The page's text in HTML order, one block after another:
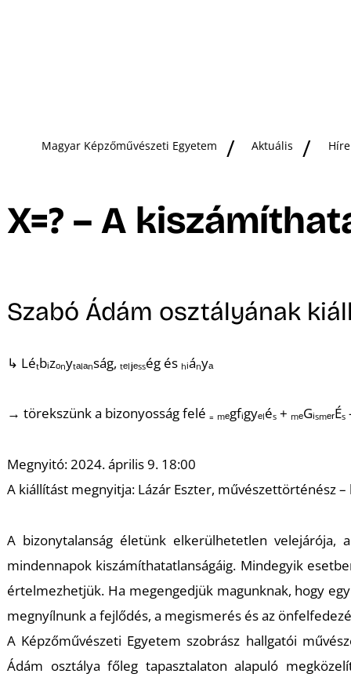
Magyar Képzőművészeti Egyetem Aktuális
X=? – A
Szabó Ádám osztályának
↳ Léₜbᵢzₒₙyₜₐₗₐₙság, ₜₑₗⱼₑₛₛég és ₕᵢáₙyₐ
→ törekszünk a bizonyosság felé ₌ ₘₑgfᵢgyₑₗéₛ + ₘₑGᵢₛₘₑᵣÉₛ --
Megnyitó: 2024. április 9. 18:00
A kiállítást megnyitja: Lázár Eszter, művészettörténész
A bizonytalanság életünk elkerülhetetlen
mindennapok kiszámíthatatlanságáig. Mindegyik
értelmezhetjük. Ha megengedjük magunknak, hogy
megnyílnunk a fejlődés, a megismerés és az
A Képzőművészeti Egyetem szobrász hallgatói
Ádám osztálya főleg tapasztalaton alapuló